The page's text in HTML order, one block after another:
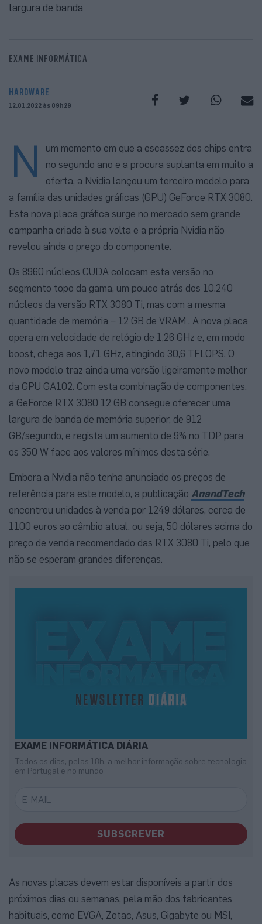
largura de banda
EXAME INFORMÁTICA
HARDWARE
12.01.2022 às 09h29
N
um momento em que a escassez dos chips entra
no segundo ano e a procura suplanta em muito a
oferta, a Nvidia lançou um terceiro modelo para
a família das unidades gráficas (GPU) GeForce RTX 3080.
Esta nova placa gráfica surge no mercado sem grande
campanha criada à sua volta e a própria Nvidia não
revelou ainda o preço do componente.
Os 8960 núcleos CUDA colocam esta versão no
segmento topo da gama, um pouco atrás dos 10.240
núcleos da versão RTX 3080 Ti, mas com a mesma
quantidade de memória – 12 GB de VRAM . A nova placa
opera em velocidade de relógio de 1,26 GHz e, em modo
boost, chega aos 1,71 GHz, atingindo 30,6 TFLOPS. O
novo modelo traz ainda uma versão ligeiramente melhor
da GPU GA102. Com esta combinação de componentes,
a GeForce RTX 3080 12 GB consegue oferecer uma
largura de banda de memória superior, de 912
GB/segundo, e regista um aumento de 9% no TDP para
os 350 W face aos valores mínimos desta série.
Embora a Nvidia não tenha anunciado os preços de
referência para este modelo, a publicação AnandTech
encontrou unidades à venda por 1249 dólares, cerca de
1100 euros ao câmbio atual, ou seja, 50 dólares acima do
preço de venda recomendado das RTX 3080 Ti, pelo que
não se esperam grandes diferenças.
EXAME INFORMÁTICA DIÁRIA
Todos os dias, pelas 18h, a melhor informação sobre tecnologia
em Portugal e no mundo
SUBSCREVER
As novas placas devem estar disponíveis a partir dos
próximos dias ou semanas, pela mão dos fabricantes
habituais, como EVGA, Zotac, Asus, Gigabyte ou MSI,